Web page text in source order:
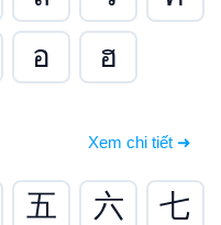
อ ฮ
Xem chi tiết ➜
五 六
七